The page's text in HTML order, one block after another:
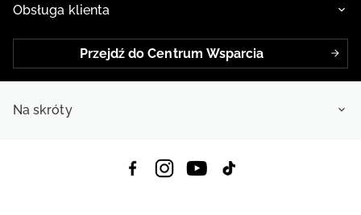
Obsługa klienta
Przejdź do Centrum Wsparcia
Na skróty